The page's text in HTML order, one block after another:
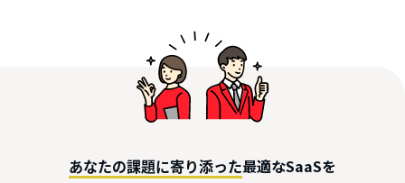
あなたの課題に寄り添った最適なSaaSを